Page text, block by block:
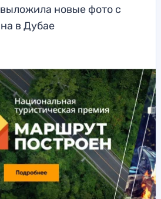
новые фото с
в Дубае